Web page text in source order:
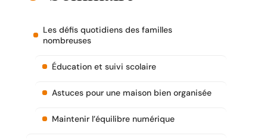
Les défis quotidiens des familles
nombreuses
Éducation et suivi scolaire
Astuces pour une maison bien organisée
Maintenir l’équilibre numérique